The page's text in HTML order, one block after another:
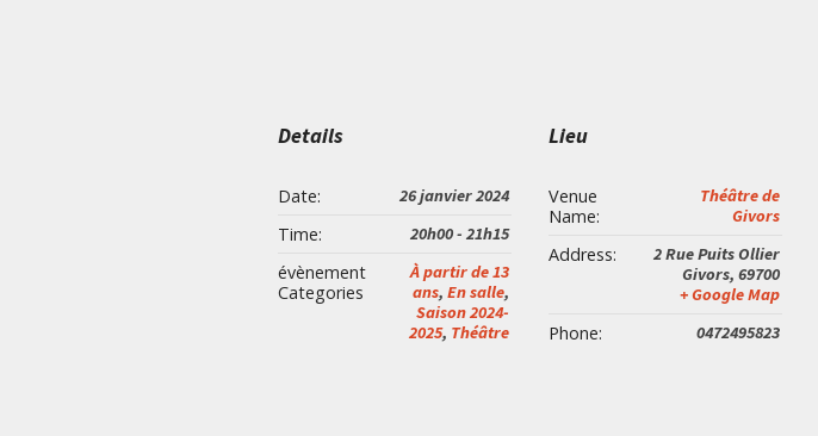
Details
Date: 26 janvier 2024
Time: 20h00 - 21h15
évènement
Categories
À partir de 13
ans,En salle,
Saison 2024-
2025, Théâtre
Lieu
Venue
Name:
Théâtre de
Givors
Address:
2 Rue Puits Ollier
Givors, 69700
+ Google Map
Phone: 0472495823